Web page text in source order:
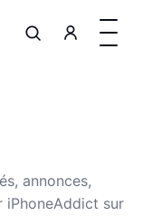
annonces,
iPhoneAddict sur